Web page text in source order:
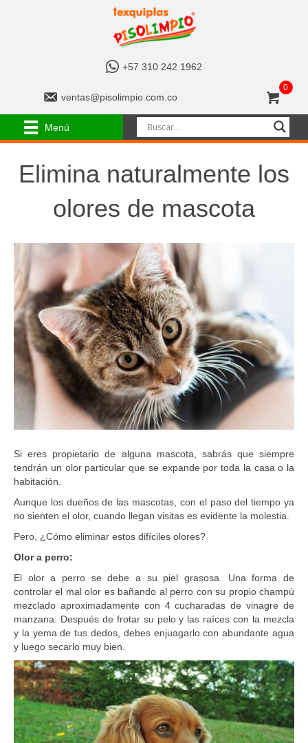
+
7
2
9
6
+57 310 242 1962
v
i
s
m
p
i
o
.
c
o
.
c
ventas@pisolimpio.com.co
0
Menú
Elimina naturalmente los
olores de mascota
Si eres propietario de alguna mascota, sabrás que siempre
tendrán un olor particular que se expande por toda la casa o la
habitación.
Aunque los dueños de las mascotas, con el paso del tiempo ya
no sienten el olor, cuando llegan visitas es evidente la molestia.
Pero, ¿Cómo eliminar estos difíciles olores?
Olor a perro:
El olor a perro se debe a su piel grasosa. Una forma de
controlar el mal olor es bañando al perro con su propio champú
mezclado aproximadamente con 4 cucharadas de vinagre de
manzana. Después de frotar su pelo y las raíces con la mezcla
y la yema de tus dedos, debes enjuagarlo con abundante agua
y luego secarlo muy bien.